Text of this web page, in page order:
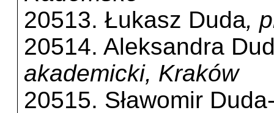
20513. Łukasz Duda,
20514. Aleksandra
akademicki, Kraków
20515. Sławomir